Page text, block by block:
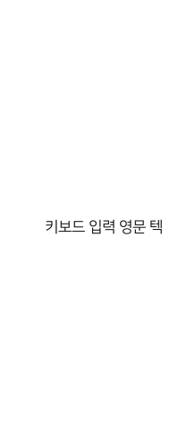
키보드 입력 영문 텍